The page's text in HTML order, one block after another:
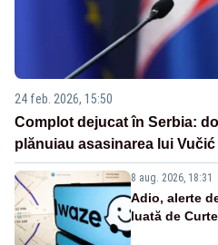
24 feb. 2026, 15:50
Complot dejucat în Serbia:
plănuiau asasinarea lui Vučić
8 aug. 2026, 18:31
Adio, alerte
luată de